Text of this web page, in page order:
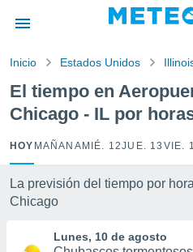
por
para
la
calidad.
a este
las
Inicio Estados Unidos
El tiempo en
Chicago - IL por
HOY MAÑANA MIÉ. 12JUE. 13 VIE.
La previsión del tiempo por
Chicago
Lunes, 10 de agosto